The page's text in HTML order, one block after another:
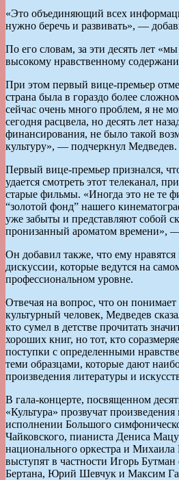
«Это объединяющий всех
нужно беречь и развивать», —
По его словам, за эти десять лет
высокому нравственному
При этом первый вице-премьер
страна была в гораздо более
сейчас очень много проблем, я не
сегодня расцвела, но десять лет
финансирования, не было такой
культуру», — подчеркнул Медведев.
Первый вице-премьер признался,
удается смотреть этот телеканал,
старые фильмы. «Иногда это не те
“золотой фонд” нашего
уже забыты и представляют собой
пронизанный ароматом времени»,
Он добавил также, что ему
дискуссии, которые ведутся на
профессиональном уровне.
Отвечая на вопрос, что он
культурный человек, Медведев
кто сумел в детстве прочитать
хороших книг, но тот, кто
поступки с определенными
теми образцами, которые дают
произведения литературы и
В гала-концерте, посвященном
«Культура» прозвучат
исполнении Большого
Чайковского, пианиста Дениса
национального оркестра и Михаила
выступят в частности Игорь Бутман
Бертана, Юрий Шевчук и Максим